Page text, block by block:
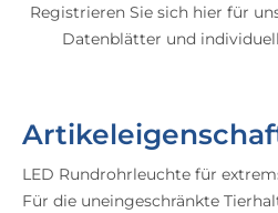
Registrieren Sie sich hier für
Datenblätter und
LED Rundrohrleuchte für
Für die uneingeschränkte